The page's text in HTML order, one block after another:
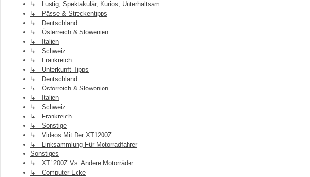
↳ Lustig, Spektakulär, Kurios, Unterhaltsam
↳ Pässe & Streckentipps
↳ Deutschland
↳ Österreich & Slowenien
↳ Italien
↳ Schweiz
↳ Frankreich
↳ Unterkunft-Tipps
↳ Deutschland
↳ Österreich & Slowenien
↳ Italien
↳ Schweiz
↳ Frankreich
↳ Sonstige
↳ Videos Mit Der XT1200Z
↳ Linksammlung Für Motorradfahrer
Sonstiges
↳ XT1200Z Vs. Andere Motorräder
↳ Computer-Ecke